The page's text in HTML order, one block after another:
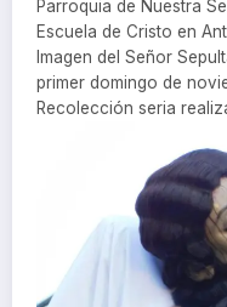
Parroquia de Nuestra
Escuela de Cristo en
Imagen del Señor
primer domingo de
Recolección seria